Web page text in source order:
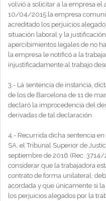
volvió a solicitar a la empresa
10/04/2015 la empresa
acreditado los perjuicios
situación laboral y la
apercibimientos legales de no
la empresa le notificó a la
injustificadamente al trabajo
3.- La sentencia de instancia,
de los de Barcelona de 11 de
declaró la improcedencia del
derivadas de tal declaración.
4.- Recurrida dicha sentencia
SA, el Tribunal Superior de
septiembre de 2016 (Rec.
considerar que la trabajadora
contrato de forma unilateral,
acordada y que únicamente si
los perjuicios alegados por la